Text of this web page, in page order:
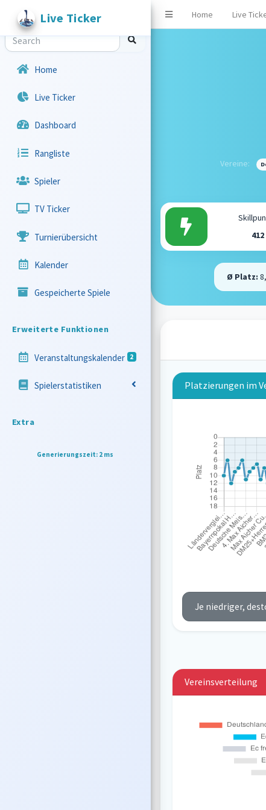
Home Live
Live Ticker
Home
Live Ticker
Dashboard
Rangliste
Spieler
TV Ticker
Turnierübersicht
Kalender
Gespeicherte Spiele
Erweiterte Funktionen
Veranstaltungskalender 2
Spielerstatistiken
Extra
Generierungszeit: 2 ms
Vereine:
412
Ø Platz:
Platzierungen im
Je niedriger,
Vereinsverteilung